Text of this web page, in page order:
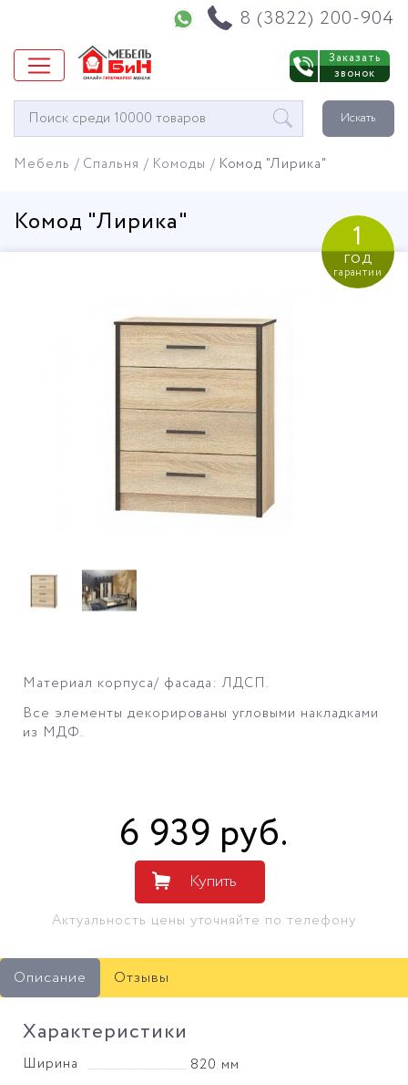
8 (3822) 200-904
Заказать
звонок
Окно
поиска
Искать
Мебель Спальня Комоды Комод "Лирика"
Комод "Лирика" 1
год
гарантии
Материал корпуса/ фасада: ЛДСП.
Все элементы декорированы угловыми накладками
из МДФ.
6 939 руб.
Купить
Актуальность цены уточняйте по телефону
Описание Отзывы
Характеристики
Ширина
820 мм